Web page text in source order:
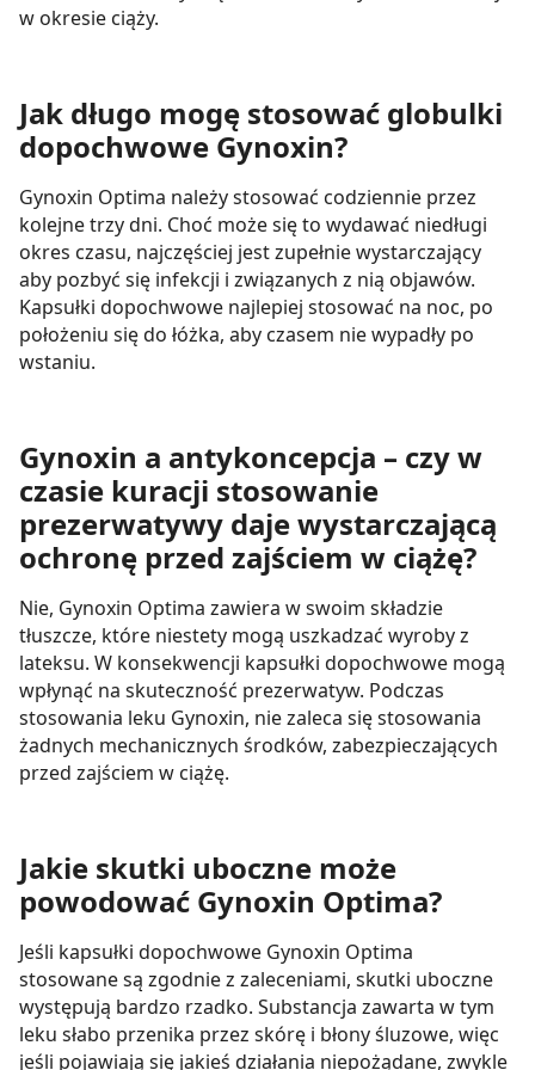
dla funkcjonowania Strony. Będzie się to jednak wiązało
w okresie ciąży.
Jak długo mogę stosować globulki
dopochwowe Gynoxin?
Gynoxin Optima należy stosować codziennie przez
kolejne trzy dni. Choć może się to wydawać niedługi
okres czasu, najczęściej jest zupełnie wystarczający
aby pozbyć się infekcji i związanych z nią objawów.
Kapsułki dopochwowe najlepiej stosować na noc, po
położeniu się do łóżka, aby czasem nie wypadły po
wstaniu.
Gynoxin a antykoncepcja – czy w
czasie kuracji stosowanie
prezerwatywy daje wystarczającą
ochronę przed zajściem w ciążę?
Nie, Gynoxin Optima zawiera w swoim składzie
tłuszcze, które niestety mogą uszkadzać wyroby z
lateksu. W konsekwencji kapsułki dopochwowe mogą
wpłynąć na skuteczność prezerwatyw. Podczas
stosowania leku Gynoxin, nie zaleca się stosowania
żadnych mechanicznych środków, zabezpieczających
przed zajściem w ciążę.
Jakie skutki uboczne może
powodować Gynoxin Optima?
Jeśli kapsułki dopochwowe Gynoxin Optima
stosowane są zgodnie z zaleceniami, skutki uboczne
występują bardzo rzadko. Substancja zawarta w tym
leku słabo przenika przez skórę i błony śluzowe, więc
jeśli pojawiają się jakieś działania niepożądane, zwykle